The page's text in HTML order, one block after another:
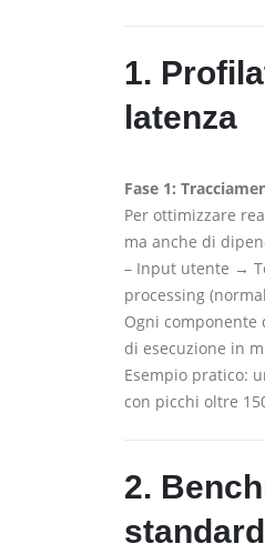
1.
latenza
Fase 1:
Per ottimizzare
ma anche di
– Input utente →
processing
Ogni
di esecuzione in
Esempio pratico:
con picchi oltre
2.